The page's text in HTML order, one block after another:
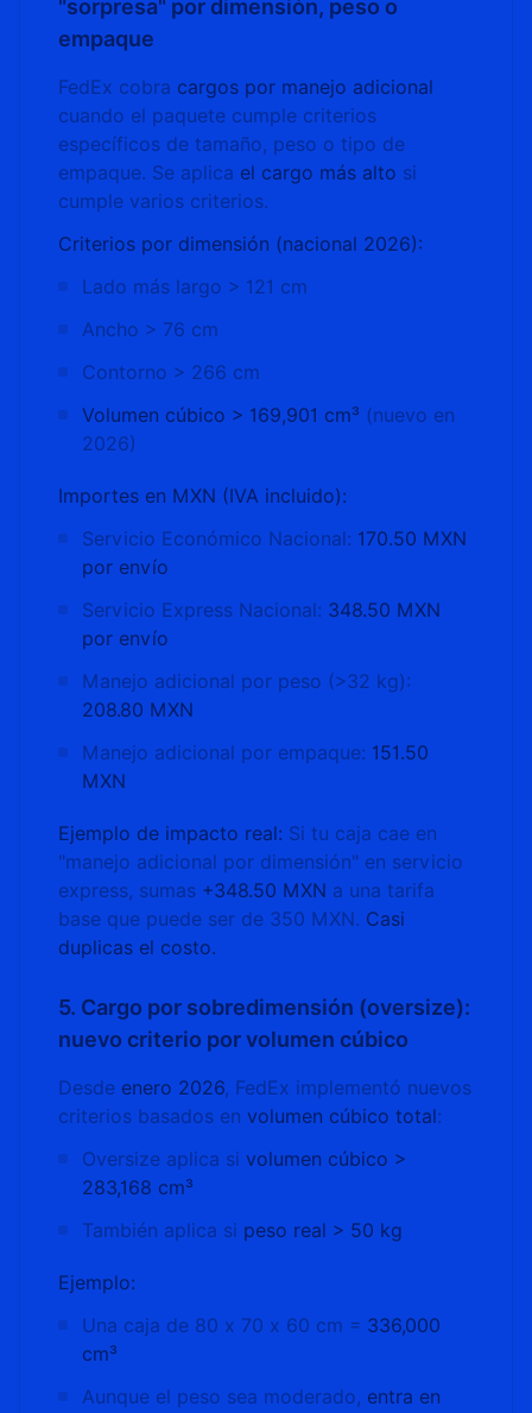
"sorpresa" por dimensión, peso o
empaque
FedEx cobra cargos por manejo adicional
cuando el paquete cumple criterios
específicos de tamaño, peso o tipo de
empaque. Se aplica el cargo más alto si
cumple varios criterios.
Criterios por dimensión (nacional 2026):
Lado más largo > 121 cm
Ancho > 76 cm
Contorno > 266 cm
Volumen cúbico > 169,901 cm³ (nuevo en
2026)
Importes en MXN (IVA incluido):
Servicio Económico Nacional: 170.50 MXN
por envío
Servicio Express Nacional: 348.50 MXN
por envío
Manejo adicional por peso (>32 kg):
208.80 MXN
Manejo adicional por empaque: 151.50
MXN
Ejemplo de impacto real: Si tu caja cae en
"manejo adicional por dimensión" en servicio
express, sumas +348.50 MXN a una tarifa
base que puede ser de 350 MXN. Casi
duplicas el costo.
5. Cargo por sobredimensión (oversize):
nuevo criterio por volumen cúbico
Desde enero 2026, FedEx implementó nuevos
criterios basados en volumen cúbico total:
Oversize aplica si volumen cúbico >
283,168 cm³
También aplica si peso real > 50 kg
Ejemplo:
Una caja de 80 x 70 x 60 cm = 336,000
cm³
Aunque el peso sea moderado, entra en